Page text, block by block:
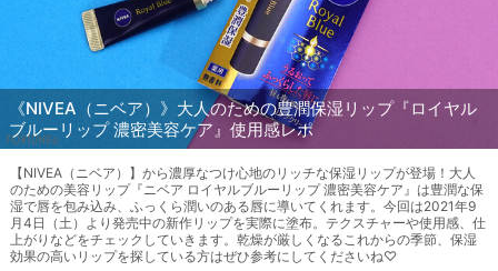
《NIVEA（ニベア）》大人のための豊潤保湿リップ『ロイヤル
ブルーリップ 濃密美容ケア』使用感レポ
【NIVEA（ニベア）】から濃厚なつけ心地のリッチな保湿リップが登場！大人
のための美容リップ『ニベア ロイヤルブルーリップ 濃密美容ケア』は豊潤な保
湿で唇を包み込み、ふっくら潤いのある唇に導いてくれます。今回は2021年9
月4日（土）より発売中の新作リップを実際に塗布。テクスチャーや使用感、仕
上がりなどをチェックしていきます。乾燥が厳しくなるこれからの季節、保湿
効果の高いリップを探している方はぜひ参考にしてくださいね♡